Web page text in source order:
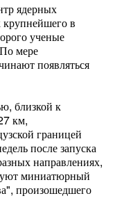
ядерных
в
ученые
мере
появляться
близкой к
км,
границей
после запуска
направлениях,
миниатюрный
произошедшего